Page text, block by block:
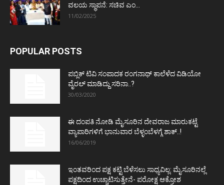
ವಲಯ ಸ್ಥಾಪನೆ: ಸಚಿವ ಎಂ...
11/02/2025
POPULAR POSTS
ಪಬ್ಲಿಕ್ ಟಿವಿ ಸಂಪಾದಕ ರಂಗನಾಥ್ ಕಾಲೆಳೆದ ವಿಡಿಯೋ
ವೈರಲ್ ಮಾಡಿದ್ದು ಸರಿನಾ..?
30/03/2020
ಈ ದಂಪತಿ ನೋಡಿ ಮೈಸೂರಿನ ದೇವರಾಜ ಮಾರುಕಟ್ಟೆ
ವ್ಯಾಪಾರಿಗಳಿಗೆ ಭಾನುವಾರ ಬೆಳ್ಳಂಬೆಳಗ್ಗೆ ಶಾಕ್..!
16/06/2019
ಇಂತವರಿಂದ ಪಕ್ಷ ಕಟ್ಟಿ ಬೆಳೆಸಲು ಸಾಧ್ಯವಿಲ್ಲ: ಮೈಸೂರಿನಲ್ಲೆ
ಪಕ್ಷದಿಂದ ಉಚ್ಚಾಟಿಸುತ್ತೇನೆ- ಪರೋಕ್ಷ ಆಕ್ರೋಶ